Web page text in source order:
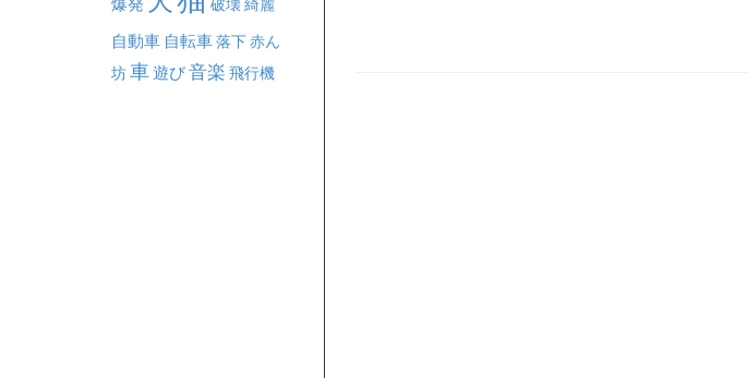
爆発 破壊綺麗
自動車 自転車落下赤ん
坊車遊び音楽 飛行機